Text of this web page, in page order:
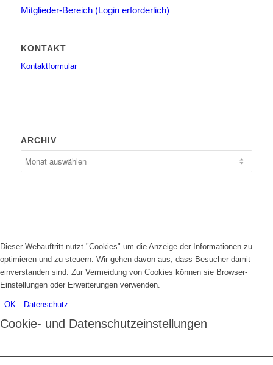
Mitglieder-Bereich (Login erforderlich)
KONTAKT
Kontaktformular
ARCHIV
Dieser Webauftritt nutzt "Cookies" um die Anzeige der Informationen zu
optimieren und zu steuern. Wir gehen davon aus, dass Besucher damit
einverstanden sind. Zur Vermeidung von Cookies können sie Browser-
Einstellungen oder Erweiterungen verwenden.
OK Datenschutz
Cookie- und Datenschutzeinstellungen